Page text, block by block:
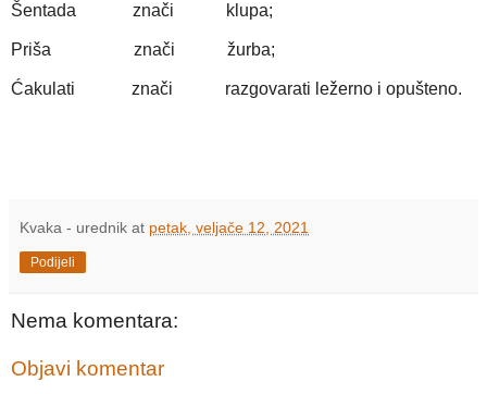
Šentada znači klupa;
Priša znači žurba;
Ćakulati znači razgovarati ležerno i opušteno.
Kvaka - urednik at petak, veljače 12, 2021
Podijeli
Nema komentara:
Objavi komentar